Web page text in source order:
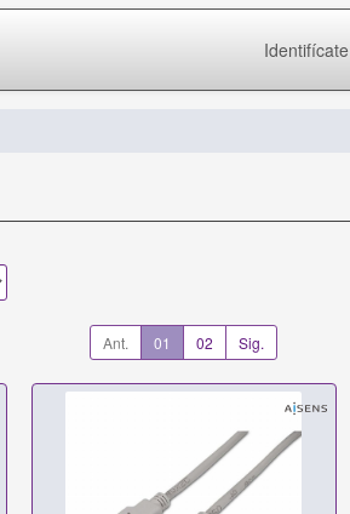
Identifícate
Ant. 01 02 Sig.